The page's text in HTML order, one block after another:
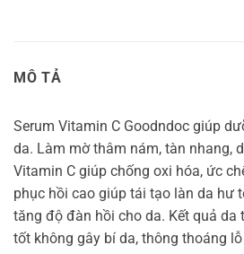
MÔ TẢ
Serum Vitamin C Goodndoc giúp
da. Làm mờ thâm nám, tàn nhang,
Vitamin C giúp chống oxi hóa, ức
phục hồi cao giúp tái tạo làn da hư
tăng độ đàn hồi cho da. Kết quả da
tốt không gây bí da, thông thoáng